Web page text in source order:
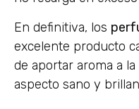
En definitiva, los
excelente producto
de aportar aroma a
aspecto sano y